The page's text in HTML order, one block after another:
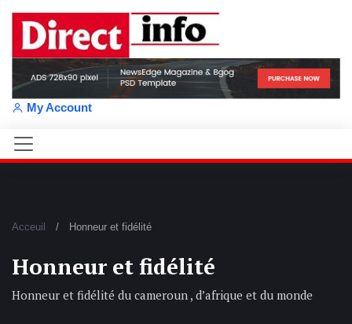
My Account
Acceuil Honneur et fidélité
Honneur et fidélité
Honneur et fidélité du cameroun , d’afrique et du monde